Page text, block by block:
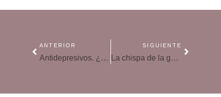
ANTERIOR
Antidepresivos. ¿Podemos curar la depresión en la farmacia?
SIGUIENTE
La chispa de la genialidad de los niños